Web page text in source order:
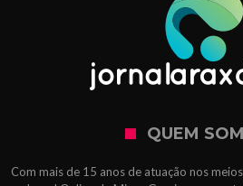
QUEM
Com mais de 15 anos de atuação nos